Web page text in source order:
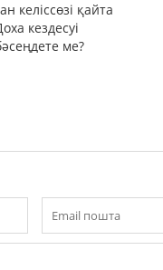
келіссөзі қайта
кездесуі
ме?